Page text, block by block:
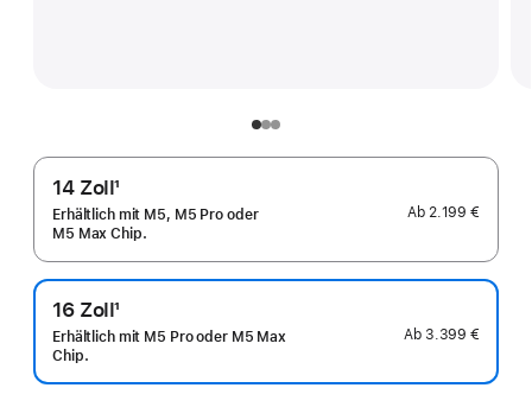
14 Zoll
Fußnote
1
Erhältlich mit M5, M5 Pro oder
M5 Max Chip.
Ab 2.199 €
16 Zoll
Fußnote
1
Erhältlich mit M5 Pro oder M5 Max
Chip.
Ab 3.399 €